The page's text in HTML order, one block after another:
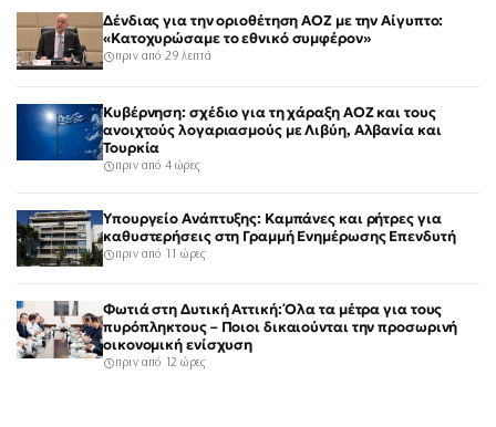
Δένδιας για την οριοθέτηση ΑΟΖ με την Αίγυπτο:
«Κατοχυρώσαμε το εθνικό συμφέρον»
πριν από 29 λεπτά
Κυβέρνηση: σχέδιο για τη χάραξη ΑΟΖ και τους
ανοιχτούς λογαριασμούς με Λιβύη, Αλβανία και
Τουρκία
πριν από 4 ώρες
Υπουργείο Ανάπτυξης: Καμπάνες και ρήτρες για
καθυστερήσεις στη Γραμμή Ενημέρωσης Επενδυτή
πριν από 11 ώρες
Φωτιά στη Δυτική Αττική: Όλα τα μέτρα για τους
πυρόπληκτους – Ποιοι δικαιούνται την προσωρινή
οικονομική ενίσχυση
πριν από 12 ώρες